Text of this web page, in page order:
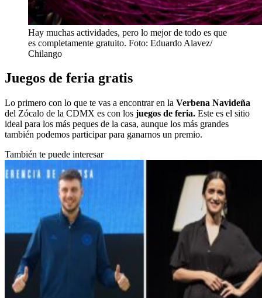
Hay muchas actividades, pero lo mejor de todo es que
es completamente gratuito. Foto: Eduardo Alavez/
Chilango
Juegos de feria gratis
Lo primero con lo que te vas a encontrar en la Verbena Navideña
del Zócalo de la CDMX es con los juegos de feria. Este es el sitio
ideal para los más peques de la casa, aunque los más grandes
también podemos participar para ganarnos un premio.
También te puede interesar